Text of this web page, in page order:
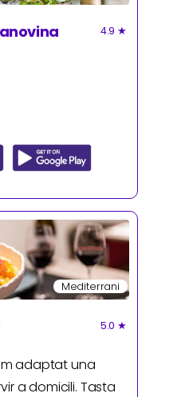
4.9 ★
Mediterrani
5.0 ★
adaptat una
a domicili. Tasta